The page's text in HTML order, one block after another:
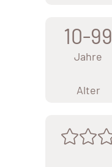
10-99
Jahre
Alter